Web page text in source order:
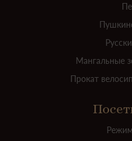
Мангальные
Прокат